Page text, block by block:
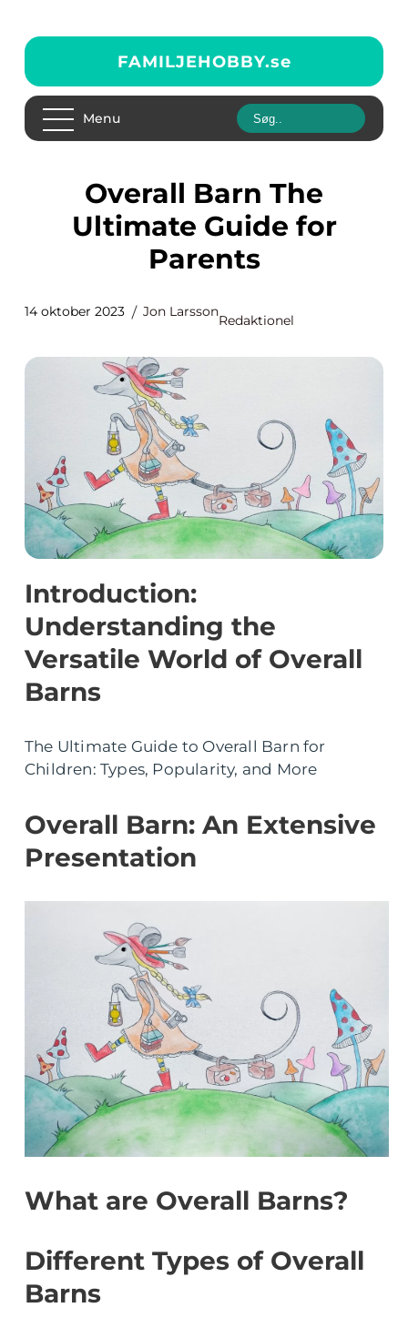
FAMILJEHOBBY.se
Menu
Overall Barn The
Ultimate Guide for
Parents
14 oktober 2023 Jon Larsson
Redaktionel
Introduction:
Understanding the
Versatile World of Overall
Barns
The Ultimate Guide to Overall Barn for
Children: Types, Popularity, and More
Overall Barn: An Extensive
Presentation
What are Overall Barns?
Different Types of Overall
Barns